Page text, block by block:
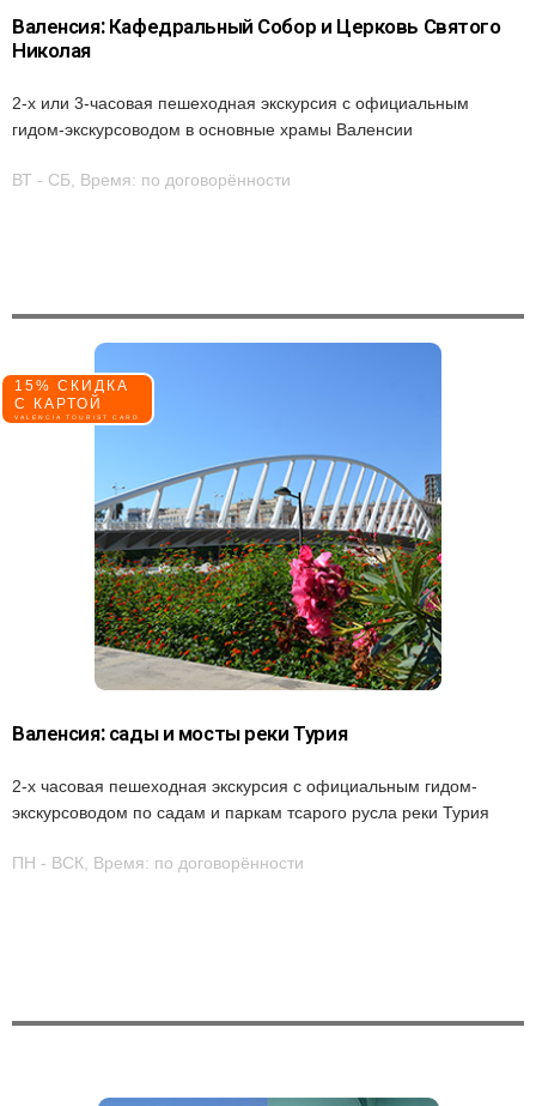
Валенсия: Кафедральный Собор и Церковь Святого
Николая
2-х или 3-часовая пешеходная экскурсия с официальным
гидом-экскурсоводом в основные храмы Валенсии
ВТ - СБ, Время: по договорённости
15% СКИДКА
С КАРТОЙ
VALENCIA TOURIST CARD
Валенсия: сады и мосты реки Турия
2-х часовая пешеходная экскурсия с официальным гидом-
экскурсоводом по садам и паркам тсарого русла реки Турия
ПН - ВСК, Время: по договорённости